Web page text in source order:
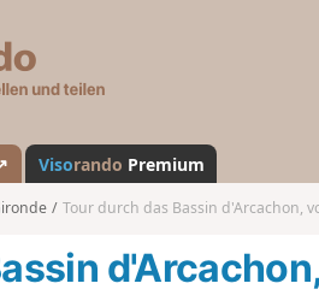
a
n
d
Visorando Premium
Tour durch das Bassin d'Arcachon,